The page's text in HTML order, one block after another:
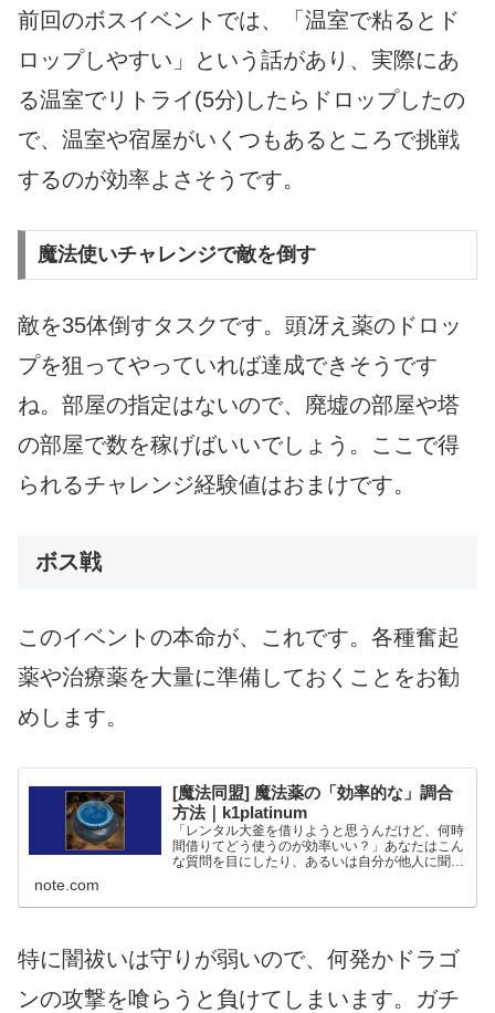
前回のボスイベントでは、「温室で粘るとド
ロップしやすい」という話があり、実際にあ
る温室でリトライ(5分)したらドロップしたの
で、温室や宿屋がいくつもあるところで挑戦
するのが効率よさそうです。
魔法使いチャレンジで敵を倒す
敵を35体倒すタスクです。頭冴え薬のドロッ
プを狙ってやっていれば達成できそうです
ね。部屋の指定はないので、廃墟の部屋や塔
の部屋で数を稼げばいいでしょう。ここで得
られるチャレンジ経験値はおまけです。
ボス戦
このイベントの本命が、これです。各種奮起
薬や治療薬を大量に準備しておくことをお勧
めします。
[魔法同盟] 魔法薬の「効率的な」調合
方法｜k1platinum
「レンタル大釜を借りようと思うんだけど、何時
間借りてどう使うのが効率いい？」あなたはこん
な質問を目にしたり、あるいは自分が他人に聞い
「こうするのがいいよ...
note.com
特に闇祓いは守りが弱いので、何発かドラゴ
ンの攻撃を喰らうと負けてしまいます。ガチ